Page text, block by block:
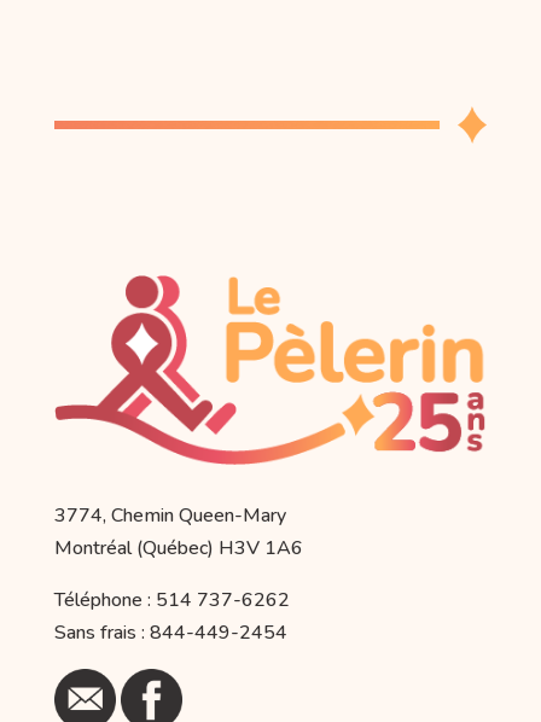
3774, Chemin Queen-Mary
Montréal (Québec) H3V 1A6
Téléphone : 514 737-6262
Sans frais : 844-449-2454